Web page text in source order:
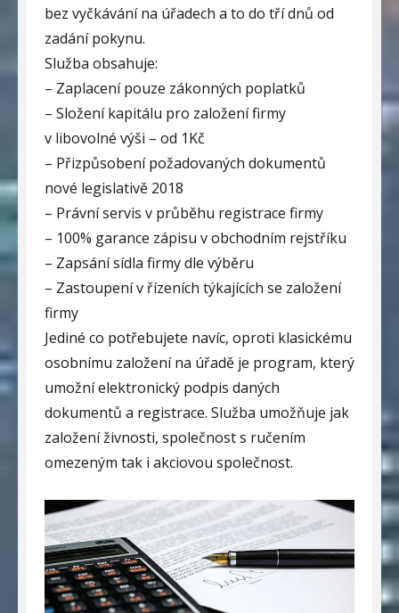
bez vyčkávání na úřadech a to do tří dnů od
zadání pokynu.
Služba obsahuje:
– Zaplacení pouze zákonných poplatků
– Složení kapitálu pro založení firmy
v libovolné výši – od 1Kč
– Přizpůsobení požadovaných dokumentů
nové legislativě 2018
– Právní servis v průběhu registrace firmy
– 100% garance zápisu v obchodním rejstříku
– Zapsání sídla firmy dle výběru
– Zastoupení v řízeních týkajících se založení
firmy
Jediné co potřebujete navíc, oproti klasickému
osobnímu založení na úřadě je program, který
umožní elektronický podpis daných
dokumentů a registrace. Služba umožňuje jak
založení živnosti, společnost s ručením
omezeným tak i akciovou společnost.